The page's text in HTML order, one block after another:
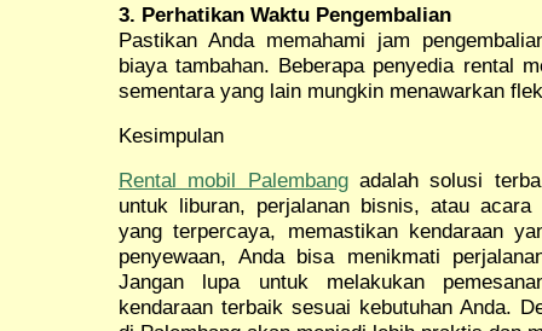
3. Perhatikan Waktu Pengembalian
Pastikan Anda memahami jam
biaya tambahan. Beberapa penyedia rental
sementara yang lain mungkin menawarkan
Kesimpulan
Rental mobil Palembangadalah solusi
untuk liburan, perjalanan bisnis, atau
yang terpercaya, memastikan kendaraan
penyewaan, Anda bisa menikmati
Jangan lupa untuk melakukan
kendaraan terbaik sesuai kebutuhan Anda.